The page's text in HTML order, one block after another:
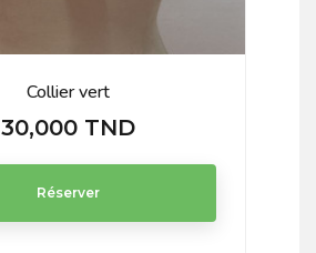
Collier vert
Prix
30,000 TND
Réserver